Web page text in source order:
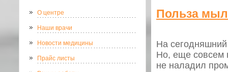
О центре
Наши врачи
Новости медицины
Прайс листы
Польза
На
Но, еще совсем
не наладил